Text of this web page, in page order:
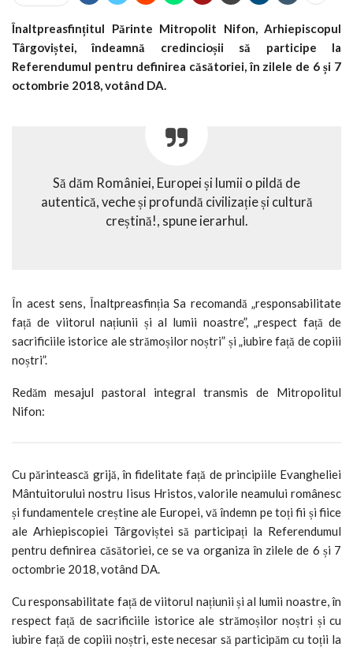
Înaltpreasfințitul Părinte Mitropolit Nifon, Arhiepiscopul
Târgoviștei, îndeamnă credincioșii să participe la
Referendumul pentru definirea căsătoriei, în zilele de 6 și 7
octombrie 2018, votând DA.
Să dăm României, Europei și lumii o pildă de
autentică, veche și profundă civilizație și cultură
creștină!, spune ierarhul.
În acest sens, Înaltpreasfinția Sa recomandă „responsabilitate
față de viitorul națiunii și al lumii noastre”, „respect față de
sacrificiile istorice ale strămoșilor noștri” și „iubire față de copiii
noștri”.
Redăm mesajul pastoral integral transmis de Mitropolitul
Nifon:
Cu părintească grijă, în fidelitate față de principiile Evangheliei
Mântuitorului nostru Iisus Hristos, valorile neamului românesc
și fundamentele creștine ale Europei, vă îndemn pe toți fii și fiice
ale Arhiepiscopiei Târgoviștei să participați la Referendumul
pentru definirea căsătoriei, ce se va organiza în zilele de 6 și 7
octombrie 2018, votând DA.
Cu responsabilitate față de viitorul națiunii și al lumii noastre, în
respect față de sacrificiile istorice ale strămoșilor noștri și cu
iubire față de copiii noștri, este necesar să participăm cu toții la